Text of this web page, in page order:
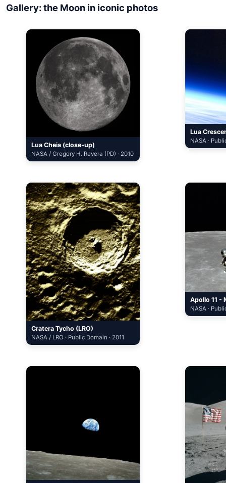
Gallery: the Moon in iconic photos
Lua Cheia (close-up)
NASA / Gregory H. Revera (PD) · 2010
Lua
NASA ·
Cratera Tycho (LRO)
NASA / LRO · Public Domain · 2011
Apollo 11 -
NASA ·